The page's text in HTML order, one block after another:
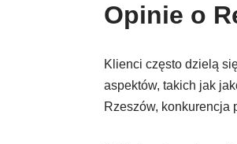
Opinie o
Klienci często dzielą
aspektów, takich jak
Rzeszów, konkurencja